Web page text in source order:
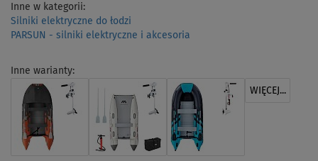
Inne w kategorii:
Silniki elektryczne do łodzi
PARSUN - silniki elektryczne i akcesoria
Inne warianty:
WIĘCEJ...